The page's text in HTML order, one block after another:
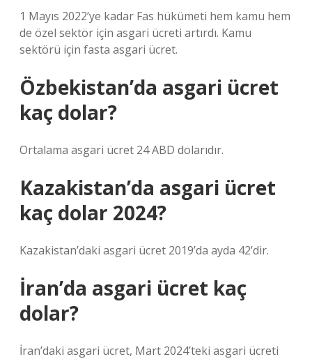
1 Mayıs 2022’ye kadar Fas hükümeti hem kamu hem
de özel sektör için asgari ücreti artırdı. Kamu
sektörü için fasta asgari ücret.
Özbekistan’da asgari ücret
kaç dolar?
Ortalama asgari ücret 24 ABD dolarıdır.
Kazakistan’da asgari ücret
kaç dolar 2024?
Kazakistan’daki asgari ücret 2019’da ayda 42’dir.
İran’da asgari ücret kaç
dolar?
İran’daki asgari ücret, Mart 2024’teki asgari ücreti